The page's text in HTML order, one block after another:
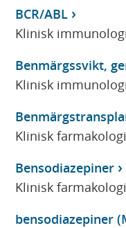
BCR/ABL
Klinisk
Benmärgssvikt,
Klinisk
Klinisk farmakologi
Bensodiazepiner
Klinisk farmakologi
bensodiazepiner